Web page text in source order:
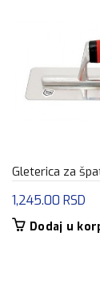
Gleterica za
1,245.00 RSD
Dodaj u